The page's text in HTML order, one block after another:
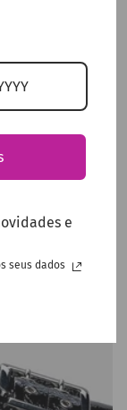
e
seus dados